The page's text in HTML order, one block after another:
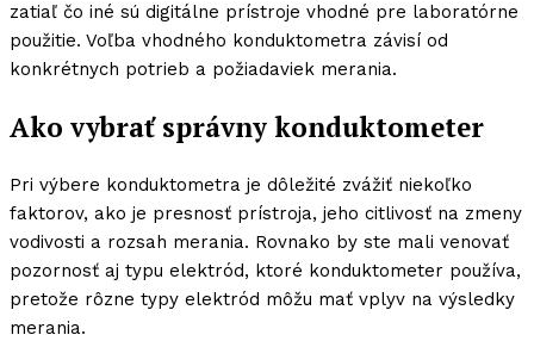
zatiaľ čo iné sú digitálne prístroje vhodné pre laboratórne
použitie. Voľba vhodného konduktometra závisí od
konkrétnych potrieb a požiadaviek merania.
Ako vybrať správny konduktometer
Pri výbere konduktometra je dôležité zvážiť niekoľko
faktorov, ako je presnosť prístroja, jeho citlivosť na zmeny
vodivosti a rozsah merania. Rovnako by ste mali venovať
pozornosť aj typu elektród, ktoré konduktometer používa,
pretože rôzne typy elektród môžu mať vplyv na výsledky
merania.